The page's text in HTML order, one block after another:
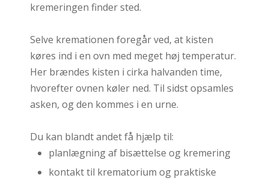
kremeringen finder sted.
Selve kremationen foregår ved, at kisten
køres ind i en ovn med meget høj temperatur.
Her brændes kisten i cirka halvanden time,
hvorefter ovnen køler ned. Til sidst opsamles
asken, og den kommes i en urne.
Du kan blandt andet få hjælp til:
​planlægning af bisættelse og kremering
​kontakt til krematorium og praktiske